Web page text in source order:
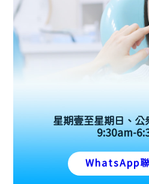
星期壹至星期日、公
9:30am-
WhatsApp